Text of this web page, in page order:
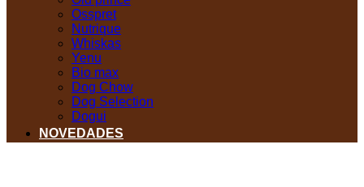
Osspret
Nutrique
Whiskas
Yenu
Bio max
Dog Chow
Dog Selection
Dogui
NOVEDADES